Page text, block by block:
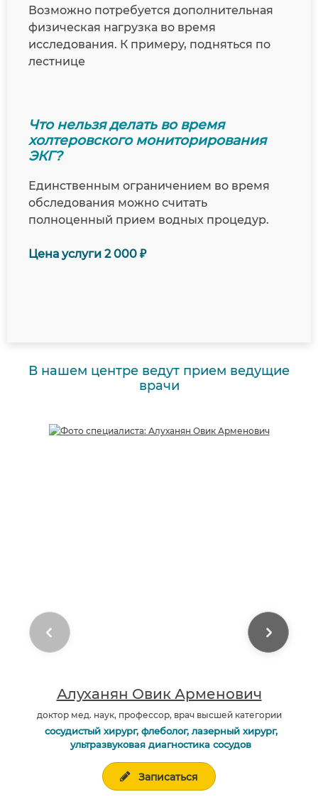
Возможно потребуется дополнительная
физическая нагрузка во время
исследования. К примеру, подняться по
лестнице
Что нельзя делать во время
холтеровского мониторирования
ЭКГ?
Единственным ограничением во время
обследования можно считать
полноценный прием водных процедур.
Цена услуги 2 000 ₽
В нашем центре ведут прием ведущие
врачи
Алуханян Овик Арменович
доктор мед. наук, профессор, врач высшей категории
сосудистый хирург, флеболог, лазерный хирург,
ультразвуковая диагностика сосудов
Записаться